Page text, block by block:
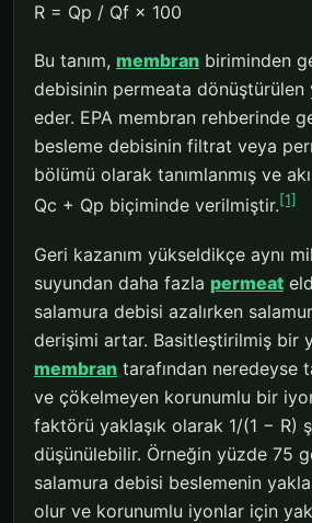
R = Qp / Qf × 100
Bu tanım, membran biriminden
debisinin permeata
eder. EPA membran rehberinde
besleme debisinin filtrat veya
bölümü olarak tanımlanmış ve
Qc + Qp biçiminde verilmiştir.[1]
Geri kazanım yükseldikçe aynı
suyundan daha fazla permeat
salamura debisi azalırken
derişimi artar. Basitleştirilmiş bir
membran tarafından neredeyse
ve çökelmeyen korunumlu bir
faktörü yaklaşık olarak 1/(1 − R)
düşünülebilir. Örneğin yüzde 75
salamura debisi beslemenin
olur ve korunumlu iyonlar için